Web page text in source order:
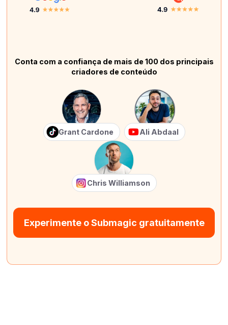
Conta com a confiança de mais de 100 dos principais
criadores de conteúdo
Grant Cardone Ali Abdaal
Chris Williamson
Experimente o Submagic gratuitamente